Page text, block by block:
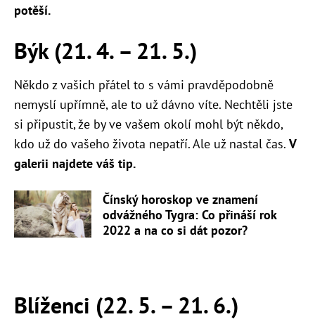
potěší.
Býk (21. 4. – 21. 5.)
Někdo z vašich přátel to s vámi pravděpodobně
nemyslí upřímně, ale to už dávno víte. Nechtěli jste
si připustit, že by ve vašem okolí mohl být někdo,
kdo už do vašeho života nepatří. Ale už nastal čas. V
galerii najdete váš tip.
Čínský horoskop ve znamení
odvážného Tygra: Co přináší rok
2022 a na co si dát pozor?
Blíženci (22. 5. – 21. 6.)